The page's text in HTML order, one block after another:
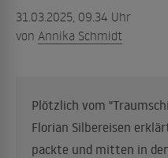
31.03.2025, 09.34 Uhr
von Annika Schmidt
Plötzlich vom
Florian Silbereisen
packte und mitten in